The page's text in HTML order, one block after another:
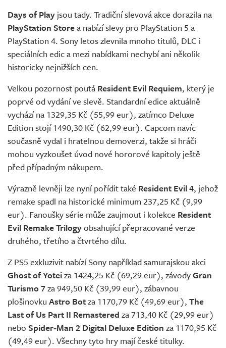
Živě
Days of Play jsou tady. Tradiční slevová akce dorazila na
PlayStation Storea nabízí slevy pro PlayStation 5 a
PlayStation 4. Sony letos zlevnila mnoho titulů, DLC i
speciálních edic a mezi nabídkami nechybí ani několik
historicky nejnižších cen.
Velkou pozornost poutá Resident Evil Requiem, který je
poprvé od vydání ve slevě. Standardní edice aktuálně
vychází na 1329,35 Kč (55,99 eur), zatímco Deluxe
Edition stojí 1490,30 Kč (62,99 eur). Capcom navíc
současně vydal i hratelnou demoverzi, takže si hráči
mohou vyzkoušet úvod nové hororové kapitoly ještě
před případným nákupem.
Výrazně levněji lze nyní pořídit také Resident Evil 4, jehož
remake spadl na historické minimum 237,25 Kč (9,99
eur). Fanoušky série může zaujmout i kolekce Resident
Evil Remake Trilogyobsahující přepracované verze
druhého, třetího a čtvrtého dílu.
Z PS5 exkluzivit nabízí Sony například samurajskou akci
Ghost of Yoteiza 1424,25 Kč (69,29 eur), závodyGran
Turismo 7za 949,50 Kč (39,99 eur), zábavnou
plošinovku Astro Botza 1170,79 Kč (49,69 eur), The
Last of Us Part II Remastered za 713,40 Kč (29,99 eur)
nebo Spider-Man 2 Digital Deluxe Edition za 1170,95 Kč
(49,49 eur). Všechny tyto hry mají české titulky.